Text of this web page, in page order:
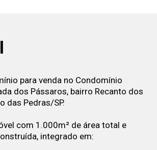
para venda no Condomínio
dos Pássaros, bairro Recanto dos
das Pedras/SP.
com 1.000m² de área total e
integrado em: